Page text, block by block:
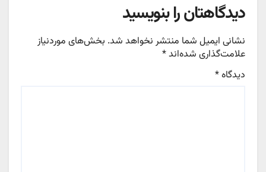
دیدگاهتان را بنویسید
نشانی ایمیل شما منتشر نخواهد شد. بخش‌های موردنیاز
علامت‌گذاری شده‌اند*
دیدگاه*